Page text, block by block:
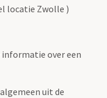
locatie Zwolle )
over een
uit de